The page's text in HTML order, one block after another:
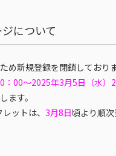
について
め新規登録を閉鎖しておりま
：00～2025年3月5日（水）
ます。
ットは、 3月8日頃より順次